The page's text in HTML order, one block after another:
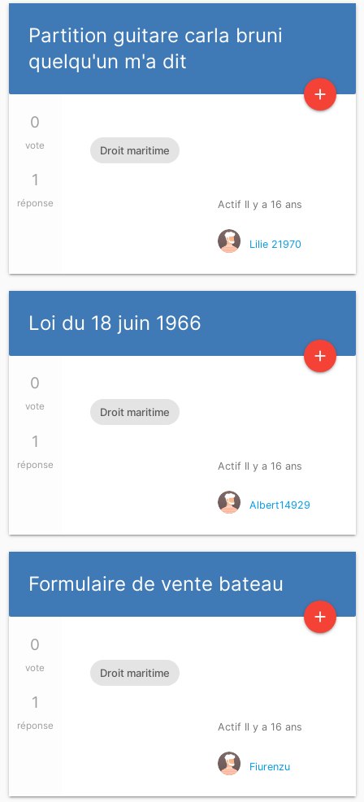
Partition guitare carla bruni
quelqu'un m'a dit
add
0
vote
1
réponse
Droit maritime
Actif Il y a 16 ans
Lilie 21970
Loi du 18 juin 1966
add
0
vote
1
réponse
Droit maritime
Actif Il y a 16 ans
Albert14929
Formulaire de vente bateau
add
0
vote
1
réponse
Droit maritime
Actif Il y a 16 ans
Fiurenzu